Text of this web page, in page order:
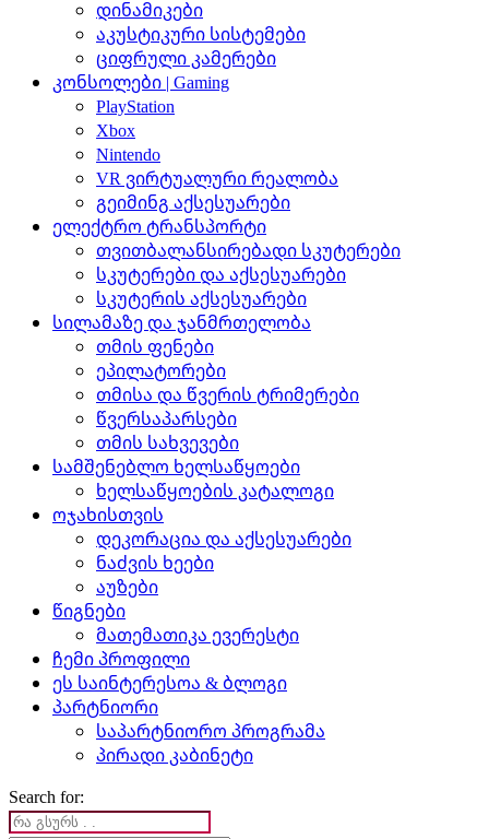
დინამიკები
აკუსტიკური სისტემები
ციფრული კამერები
კონსოლები | Gaming
PlayStation
Xbox
Nintendo
VR ვირტუალური რეალობა
გეიმინგ აქსესუარები
ელექტრო ტრანსპორტი
თვითბალანსირებადი სკუტერები
სკუტერები და აქსესუარები
სკუტერის აქსესუარები
სილამაზე და ჯანმრთელობა
თმის ფენები
ეპილატორები
თმისა და წვერის ტრიმერები
წვერსაპარსები
თმის სახვევები
სამშენებლო ხელსაწყოები
ხელსაწყოების კატალოგი
ოჯახისთვის
დეკორაცია და აქსესუარები
ნაძვის ხეები
აუზები
წიგნები
მათემათიკა ევერესტი
ჩემი პროფილი
ეს საინტერესოა & ბლოგი
პარტნიორი
საპარტნიორო პროგრამა
პირადი კაბინეტი
Search for: